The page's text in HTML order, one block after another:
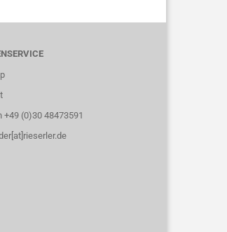
+49 (0)30 48473591